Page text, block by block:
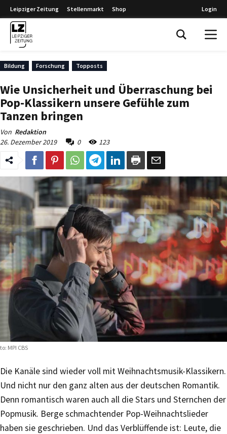
Leipziger Zeitung Stellenmarkt Shop Login
Bildung Forschung Topposts
Wie Unsicherheit und Überraschung bei
Pop-Klassikern unsere Gefühle zum
Tanzen bringen
Von Redaktion
26. Dezember 2019
0 123
MPI CBS
Die Kanäle sind wieder voll mit Weihnachtsmusik-Klassikern.
Und nicht nur den ganz alten aus der deutschen Romantik.
Denn romantisch waren auch all die Stars und Sternchen der
Popmusik. Berge schmachtender Pop-Weihnachtslieder
haben sie geschrieben. Und das Verblüffende ist: Leute, die